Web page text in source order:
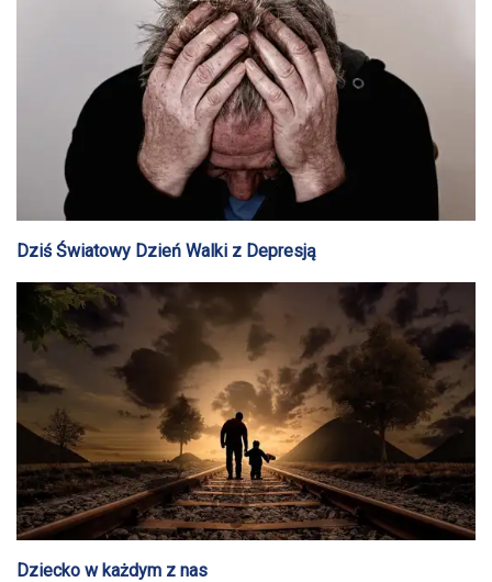
Dziś Światowy Dzień Walki z Depresją
Dziecko w każdym z nas